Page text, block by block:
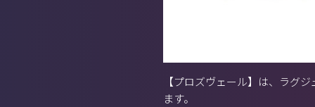
【プロズヴェール】は、ラグ
ます。